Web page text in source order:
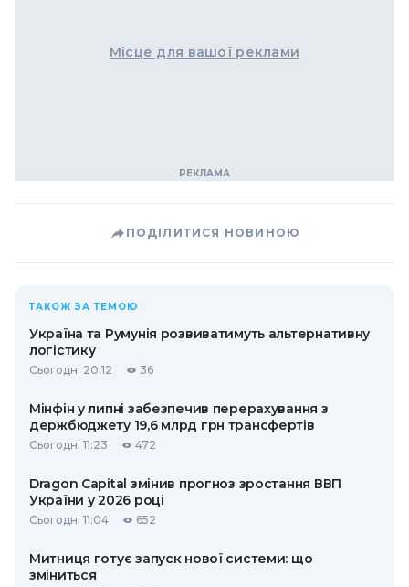
Місце для вашої реклами
ПОДІЛИТИСЯ НОВИНОЮ
ТАКОЖ ЗА ТЕМОЮ
Україна та Румунія розвиватимуть альтернативну
логістику
Сьогодні 20:12 36
Мінфін у липні забезпечив перерахування з
держбюджету 19,6 млрд грн трансфертів
Сьогодні 11:23 472
Dragon Capital змінив прогноз зростання ВВП
України у 2026 році
Сьогодні 11:04 652
Митниця готує запуск нової системи: що
зміниться